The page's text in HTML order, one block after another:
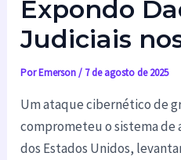
Expondo
Judiciais
PorEmerson/ 7 de agosto de 2025
Um ataque cibernético de
comprometeu o sistema de
dos Estados Unidos,